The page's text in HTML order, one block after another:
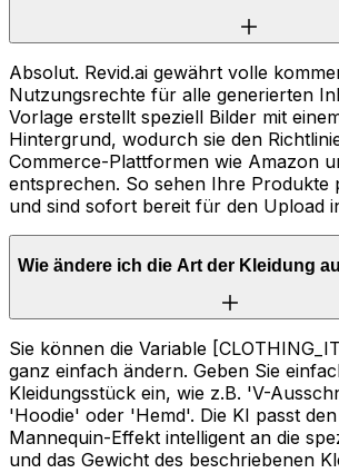
Absolut. Revid.ai gewährt volle
Nutzungsrechte für alle generierten
Vorlage erstellt speziell Bilder mit
Hintergrund, wodurch sie den
Commerce-Plattformen wie Amazon
entsprechen. So sehen Ihre Produkte
und sind sofort bereit für den Upload
Wie ändere ich die Art der Kleidung
Sie können die Variable
ganz einfach ändern. Geben Sie
Kleidungsstück ein, wie z.B. 'V-
'Hoodie' oder 'Hemd'. Die KI passt
Mannequin-Effekt intelligent an die
und das Gewicht des beschriebenen